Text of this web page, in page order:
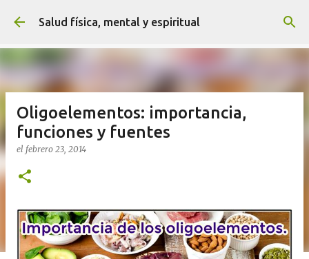
Ir al contenido principal
Salud física, mental y espiritual
Oligoelementos: importancia,
funciones y fuentes
el febrero 23, 2014